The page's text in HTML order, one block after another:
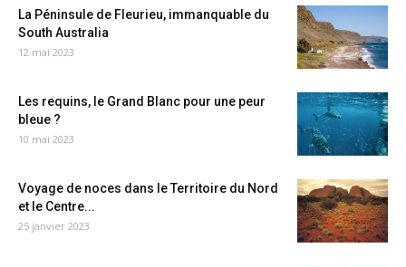
La Péninsule de Fleurieu, immanquable du
South Australia
12 mai 2023
Les requins, le Grand Blanc pour une peur
bleue ?
10 mai 2023
Voyage de noces dans le Territoire du Nord
et le Centre...
25 janvier 2023